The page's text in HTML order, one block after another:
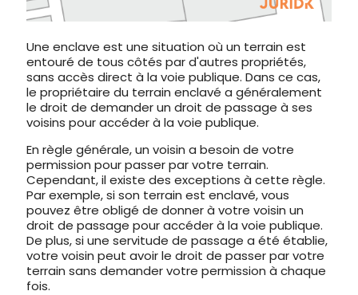
Une enclave est une situation où un terrain est
entouré de tous côtés par d'autres propriétés,
sans accès direct à la voie publique. Dans ce cas,
le propriétaire du terrain enclavé a généralement
le droit de demander un droit de passage à ses
voisins pour accéder à la voie publique.
En règle générale, un voisin a besoin de votre
permission pour passer par votre terrain.
Cependant, il existe des exceptions à cette règle.
Par exemple, si son terrain est enclavé, vous
pouvez être obligé de donner à votre voisin un
droit de passage pour accéder à la voie publique.
De plus, si une servitude de passage a été établie,
votre voisin peut avoir le droit de passer par votre
terrain sans demander votre permission à chaque
fois.